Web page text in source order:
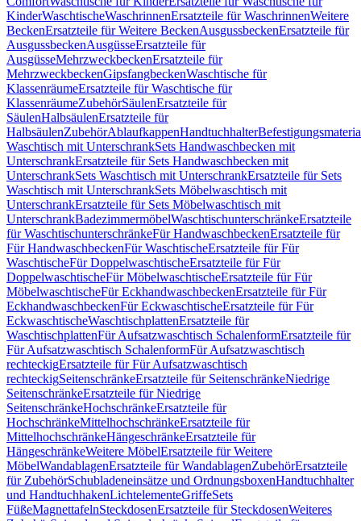
KinderWaschtischeWaschrinnenErsatzteile für WaschrinnenWeitere
BeckenErsatzteile für Weitere BeckenAusgussbeckenErsatzteile für
AusgussbeckenAusgüsseErsatzteile für
AusgüsseMehrzweckbeckenErsatzteile für
MehrzweckbeckenGipsfangbeckenWaschtische für
KlassenräumeErsatzteile für Waschtische für
KlassenräumeZubehörSäulenErsatzteile für
SäulenHalbsäulenErsatzteile für
HalbsäulenZubehörAblaufkappenHandtuchhalter
Waschtisch mit UnterschrankSets Handwaschbecken mit
UnterschrankErsatzteile für Sets Handwaschbecken mit
UnterschrankSets Waschtisch mit UnterschrankErsatzteile für Sets
Waschtisch mit UnterschrankSets Möbelwaschtisch mit
UnterschrankErsatzteile für Sets Möbelwaschtisch mit
UnterschrankBadezimmermöbelWaschtischunterschränkeErsatzteile
für WaschtischunterschränkeFür HandwaschbeckenErsatzteile für
Für HandwaschbeckenFür WaschtischeErsatzteile für Für
WaschtischeFür DoppelwaschtischeErsatzteile für Für
DoppelwaschtischeFür MöbelwaschtischeErsatzteile für Für
MöbelwaschtischeFür EckhandwaschbeckenErsatzteile für Für
EckhandwaschbeckenFür EckwaschtischeErsatzteile für Für
EckwaschtischeWaschtischplattenErsatzteile für
WaschtischplattenFür Aufsatzwaschtisch SchalenformErsatzteile für
Für Aufsatzwaschtisch SchalenformFür Aufsatzwaschtisch
rechteckigErsatzteile für Für Aufsatzwaschtisch
rechteckigSeitenschränkeErsatzteile für SeitenschränkeNiedrige
SeitenschränkeErsatzteile für Niedrige
SeitenschränkeHochschränkeErsatzteile für
HochschränkeMittelhochschränkeErsatzteile für
MittelhochschränkeHängeschränkeErsatzteile für
HängeschränkeWeitere MöbelErsatzteile für Weitere
MöbelWandablagenErsatzteile für WandablagenZubehörErsatzteile
für ZubehörSchubladeneinsätze und OrdnungsboxenHandtuchhalter
und HandtuchhakenLichtelementeGriffeSets
FüßeMagnettafelnSteckdosenErsatzteile für SteckdosenWeiteres